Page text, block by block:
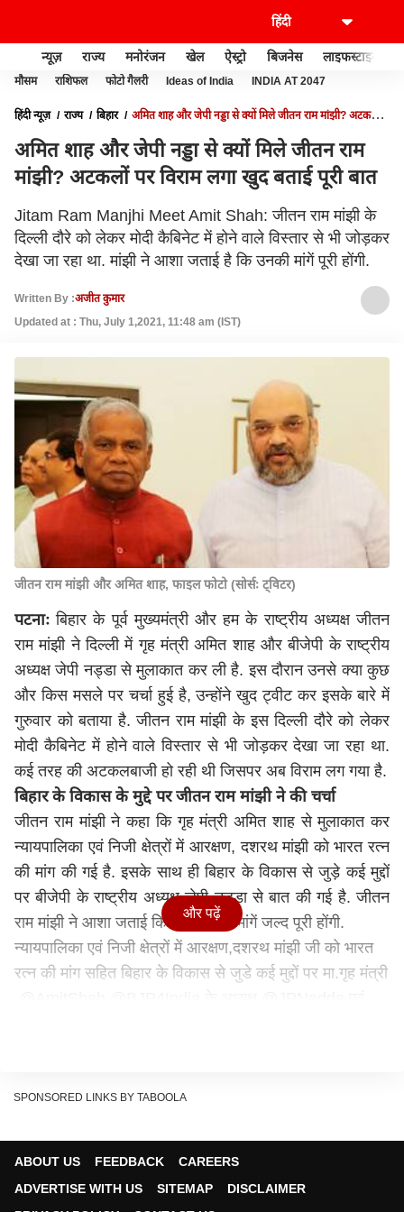
न्यूज़ राज्य मनोरंजन खेल ऐस्ट्रो बिजनेस लाइफस्टाइल
मौसम राशिफल फोटो गैलरी Ideas of India INDIA AT 2047
हिंदी न्यूज़ राज्य बिहार
अमित शाह और जेपी नड्डा से क्यों मिले जीतन राम मांझी? अटकलों
अमित शाह और जेपी नड्डा से क्यों मिले जीतन राम
मांझी? अटकलों पर विराम लगा खुद बताई पूरी बात
Jitam Ram Manjhi Meet Amit Shah: जीतन राम मांझी के
दिल्ली दौरे को लेकर मोदी कैबिनेट में होने वाले विस्तार से भी जोड़कर
देखा जा रहा था. मांझी ने आशा जताई है कि उनकी मांगें पूरी होंगी.
Written By :अजीत कुमार
Updated at : Thu, July 1,2021, 11:48 am (IST)
जीतन राम मांझी और अमित शाह, फाइल फोटो (सोर्सः ट्विटर)
पटनाः बिहार के पूर्व मुख्यमंत्री और हम के राष्ट्रीय अध्यक्ष जीतन
राम मांझी ने दिल्ली में गृह मंत्री अमित शाह और बीजेपी के राष्ट्रीय
अध्यक्ष जेपी नड्डा से मुलाकात कर ली है. इस दौरान उनसे क्या कुछ
और किस मसले पर चर्चा हुई है, उन्होंने खुद ट्वीट कर इसके बारे में
गुरुवार को बताया है. जीतन राम मांझी के इस दिल्ली दौरे को लेकर
मोदी कैबिनेट में होने वाले विस्तार से भी जोड़कर देखा जा रहा था.
कई तरह की अटकलबाजी हो रही थी जिसपर अब विराम लग गया है.
बिहार के विकास के मुद्दे पर जीतन राम मांझी ने की चर्चा
जीतन राम मांझी ने कहा कि गृह मंत्री अमित शाह से मुलाकात कर
न्यायपालिका एवं निजी क्षेत्रों में आरक्षण, दशरथ मांझी को भारत रत्न
की मांग की गई है. इसके साथ ही बिहार के विकास से जुड़े कई मुद्दों
पर बीजेपी के राष्ट्रीय अध्यक्ष जेपी नड्डा से बात की गई है. जीतन
राम मांझी ने आशा जताई कि उनकी सभी मांगें जल्द पूरी होंगी.
न्यायपालिका एवं निजी क्षेत्रों में आरक्षण,दशरथ मांझी जी को भारत
रत्न की मांग सहित बिहार के विकास से जुडे कई मुद्दों पर मा.गृह मंत्री
— Jitan Ram Manjhi (@jitanrmanjhi)
और पढ़ें
SPONSORED LINKS BY TABOOLA
ABOUT US FEEDBACK
CAREERS
ADVERTISE WITH US
SITEMAP
DISCLAIMER